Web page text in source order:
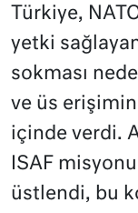
Türkiye,
yetki
sokması
ve üs
içinde verdi.
ISAF
üstlendi, bu